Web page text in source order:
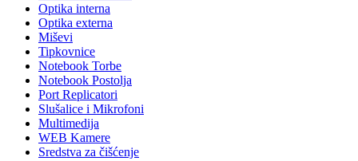
Optika interna
Optika externa
Miševi
Tipkovnice
Notebook Torbe
Notebook Postolja
Port Replicatori
Slušalice i Mikrofoni
Multimedija
WEB Kamere
Sredstva za čišćenje